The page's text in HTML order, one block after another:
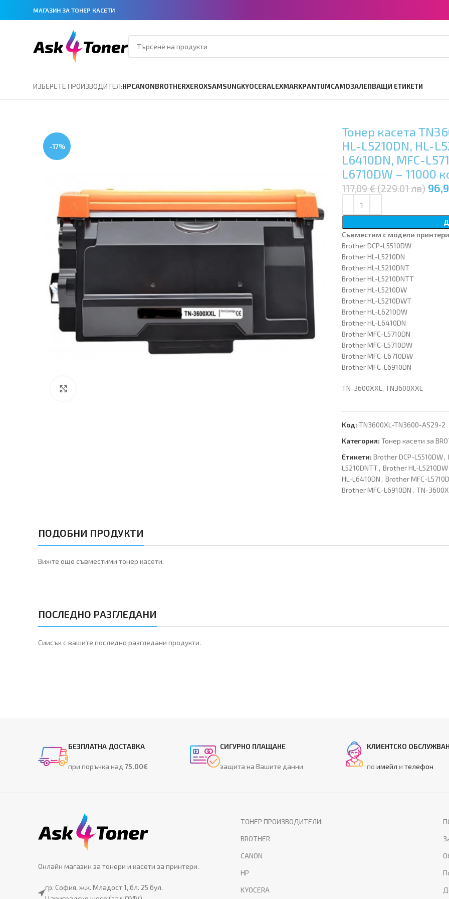
МАГАЗИН ЗА ТОНЕР КАСЕТИ
ИЗБЕРЕТЕ ПРОИЗВОДИТЕЛ:HPCANONBROTHERXEROXSAMSUNGKYOCERALEXMARKPANTUMСАМОЗАЛЕПВАЩИ ЕТИКЕТИ
-17%
Тонер касета
HL-L5210DN, HL-
L6410DN, MFC-
L6710DW – 11000
117,09 € (229.01 лв)
Съвместим с модeли
Brother DCP-L5510DW
Brother HL-L5210DN
Brother HL-L5210DNT
Brother HL-L5210DNTT
Brother HL-L5210DW
Brother HL-L5210DWT
Brother HL-L6210DW
Brother HL-L6410DN
Brother MFC-L5710DN
Brother MFC-L5710DW
Brother MFC-L6710DW
Brother MFC-L6910DN
TN-3600XXL, TN3600XXL
Код: TN3600XL-TN3600-AS29-2
Категория: Тонер касети за
Етикети: Brother DCP-L5510DW,
L5210DNTT , Brother HL-L5210DW
HL-L6410DN , Brother MFC-
Brother MFC-L6910DN , TN-
ПОДОБНИ ПРОДУКТИ
Вижте още съвместими тонер касети.
ПОСЛЕДНО РАЗГЛЕДАНИ
Сиисък с вашите последно разгледани продукти.
БЕЗПЛАТНА ДОСТАВКА
при поръчка над 75.00€
СИГУРНО ПЛАЩАНЕ
защита на Вашите данни
КЛИЕНТСКО
по имейл и телефон
Онлайн магазин за тонери и касети за принтери.
гр. София, ж.к. Младост 1, бл. 25 бул.
ТОНЕР ПРОИЗВОДИТЕЛИ:
BROTHER
CANON
HP
KYOCERA